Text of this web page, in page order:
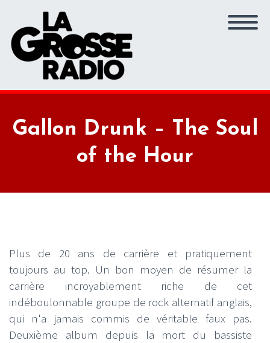
Gallon Drunk – The Soul
of the Hour
Plus de 20 ans de carrière et pratiquement
toujours au top. Un bon moyen de résumer la
carrière incroyablement riche de cet
indéboulonnable groupe de rock alternatif anglais,
qui n'a jamais commis de véritable faux pas.
Deuxième album depuis la mort du bassiste